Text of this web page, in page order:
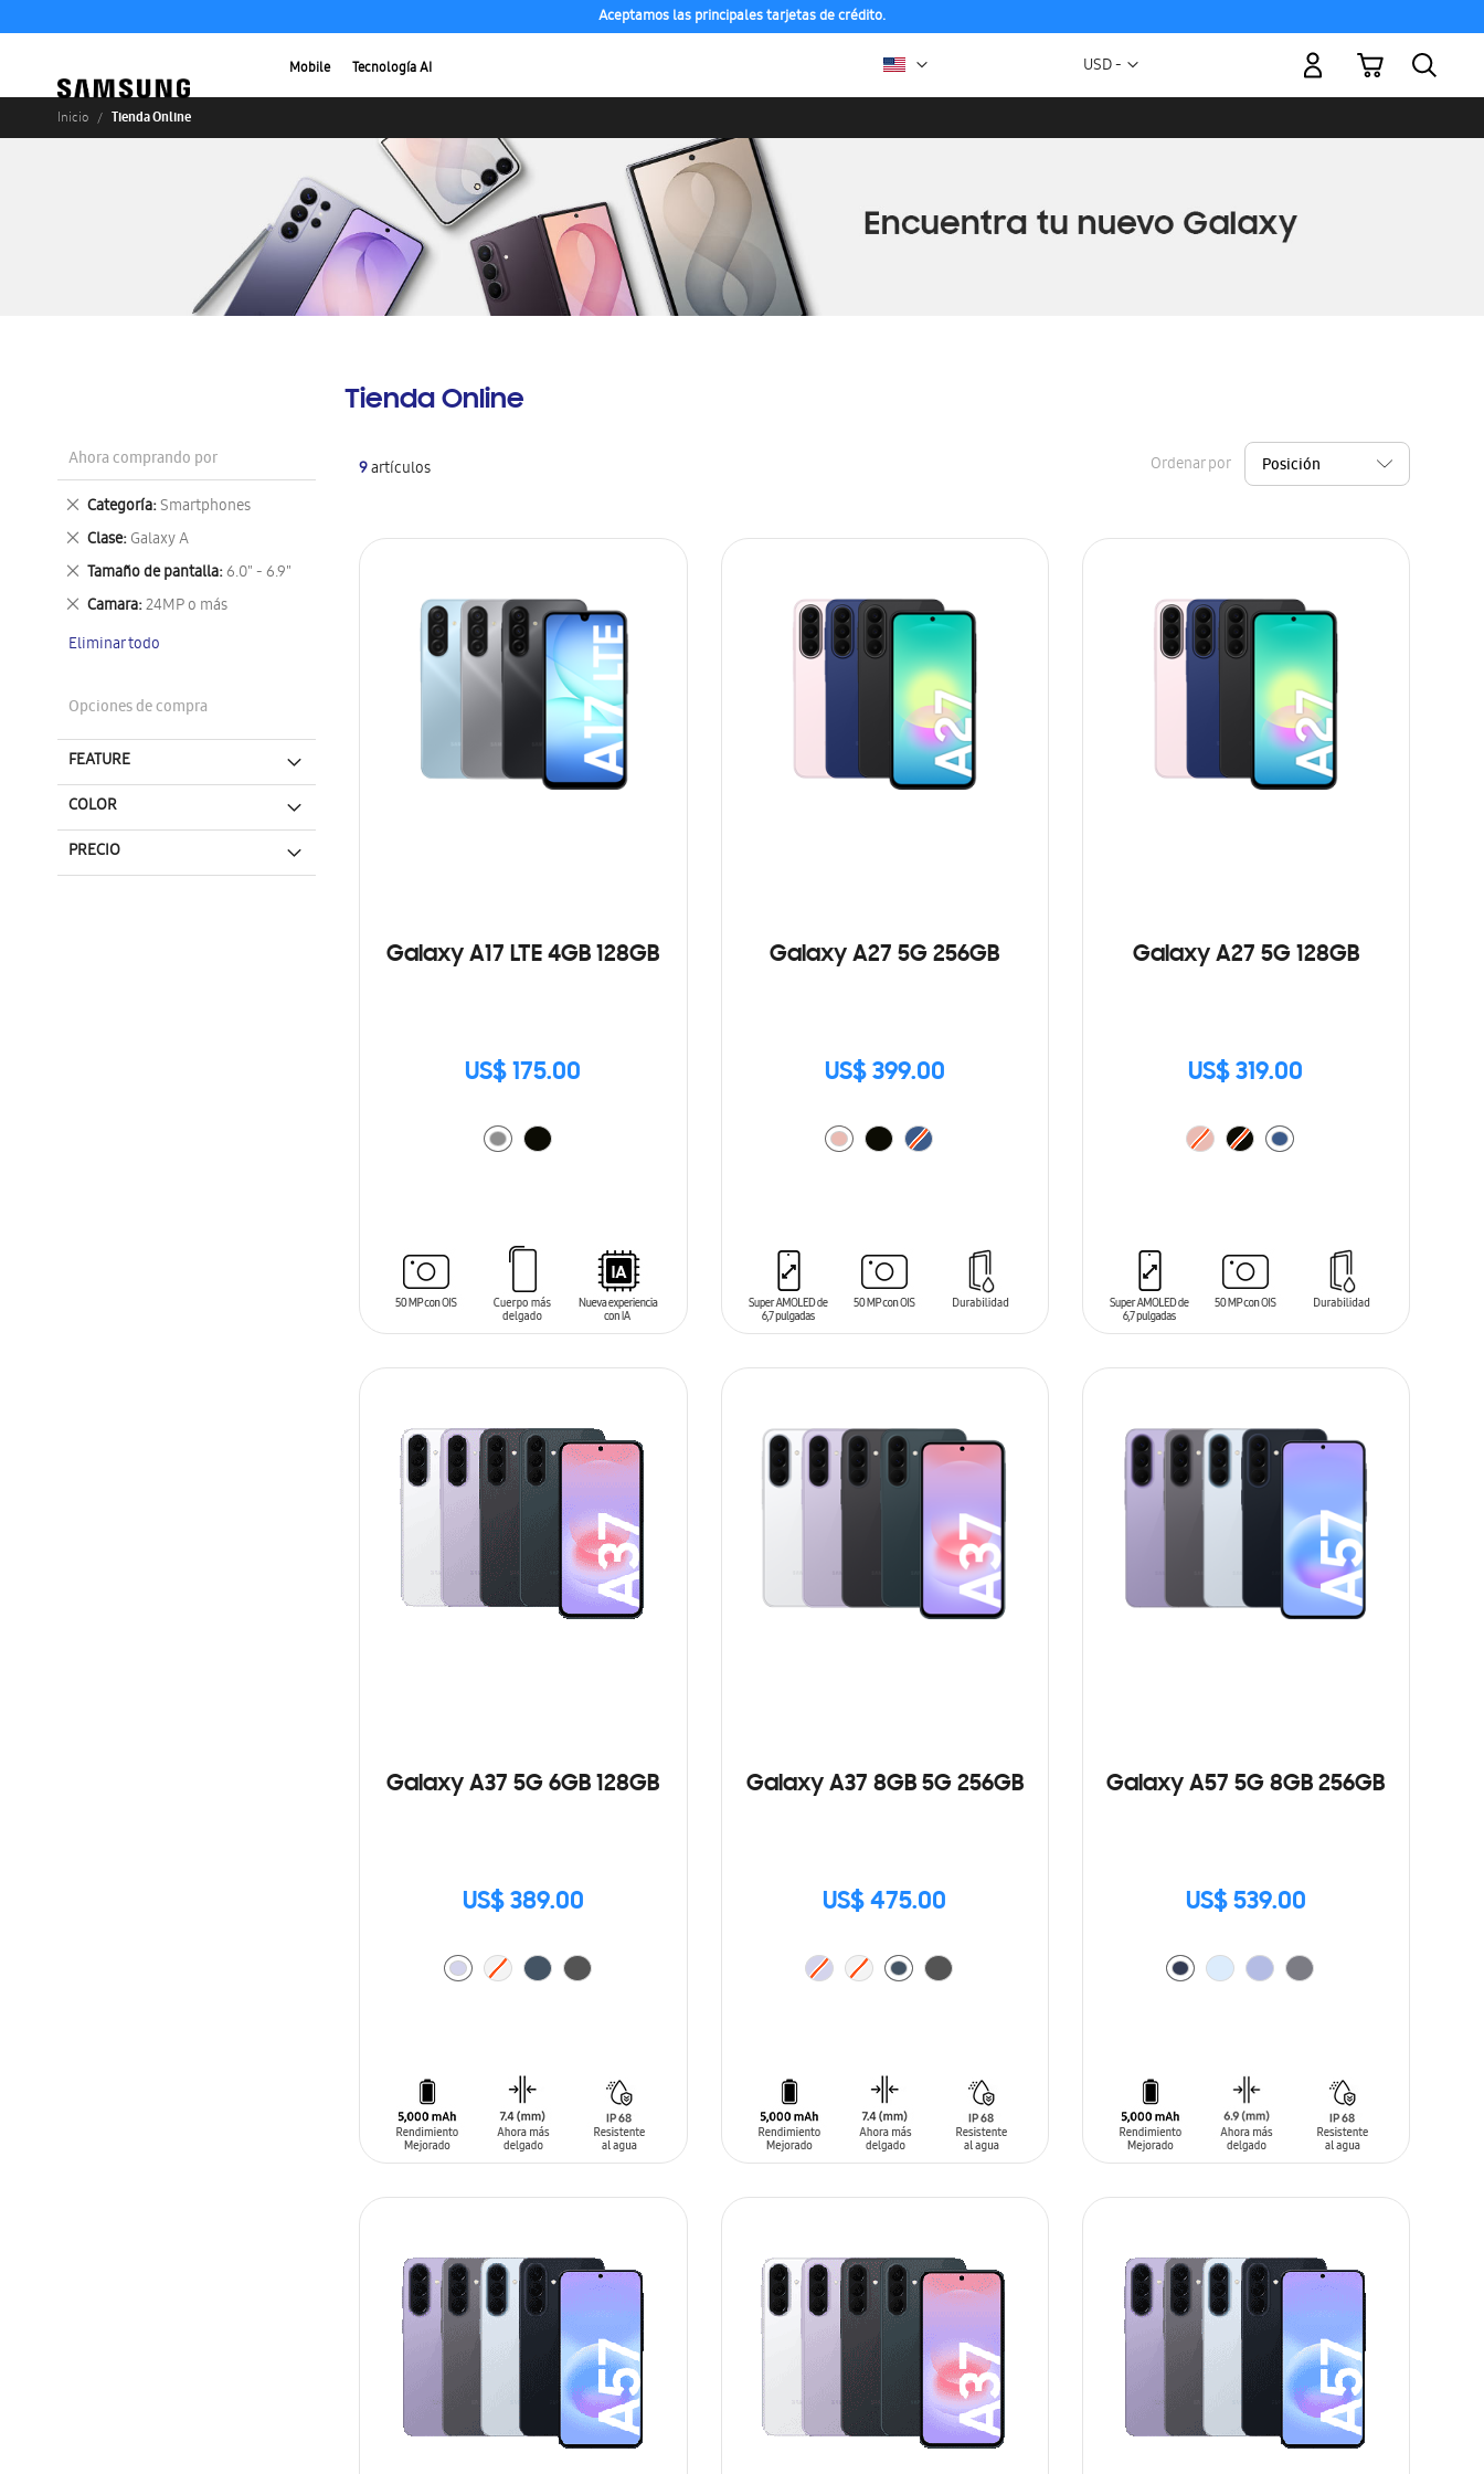
Aceptamos las principales tarjetas de crédito.
Mobile Tecnología AI Moneda
USD -
Mi carrito
Inicio Tienda Online
Tienda Online
9artículos Ordenar por
Galaxy A17 LTE 4GB 128GB
US$ 175.00
Galaxy A27 5G 256GB
US$ 399.00
Galaxy A27 5G 128GB
US$ 319.00
Galaxy A37 5G 6GB 128GB
US$ 389.00
Galaxy A37 8GB 5G 256GB
US$ 475.00
Galaxy A57 5G 8GB 256GB
US$ 539.00
Ahora comprando por
Categoría Smartphones
Eliminar
este
artículo
Clase Galaxy A
Eliminar
este
artículo
Tamaño de pantalla 6.0" - 6.9"
Eliminar
este
artículo
Camara 24MP o más
Eliminar
artículo
Eliminar todo
Opciones de compra
FEATURE
COLOR
PRECIO